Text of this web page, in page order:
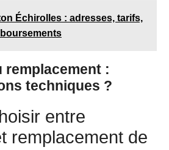
Échirolles : adresses, tarifs,
remplacement :
techniques ?
entre
remplacement de